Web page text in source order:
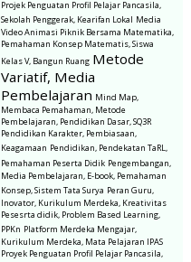
Projek Penguatan Profil Pelajar Pancasila,
Sekolah Penggerak, Kearifan Lokal Media
Video Animasi Piknik Bersama Matematika,
Pemahaman Konsep Matematis, Siswa
Kelas V, Bangun Ruang Metode
Variatif, Media
Pembelajaran Mind Map,
Membaca Pemahaman, Metode
Pembelajaran, Pendidikan Dasar, SQ3R
Pendidikan Karakter, Pembiasaan,
Keagamaan Pendidikan, Pendekatan TaRL,
Pemahaman Peserta Didik Pengembangan,
Media Pembelajaran, E-book, Pemahaman
Konsep, Sistem Tata Surya Peran Guru,
Inovator, Kurikulum Merdeka, Kreativitas
Pesesrta didik, Problem Based Learning,
PPKn Platform Merdeka Mengajar,
Kurikulum Merdeka, Mata Pelajaran IPAS
Proyek Penguatan Profil Pelajar Pancasila,